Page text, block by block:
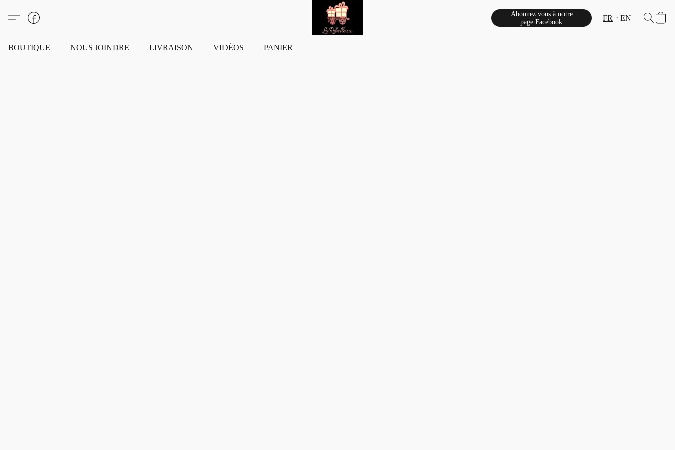
Abonnez vous à notre
page Facebook
FR EN
BOUTIQUE NOUS JOINDRE LIVRAISON VIDÉOS PANIER